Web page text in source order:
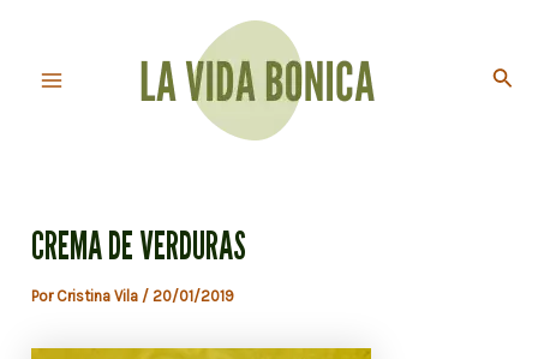
contenido
CREMA DE VERDURAS
Por Cristina Vila /20/01/2019